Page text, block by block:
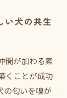
い犬の共生
間が加わる素
くことが成功
の匂いを嗅が